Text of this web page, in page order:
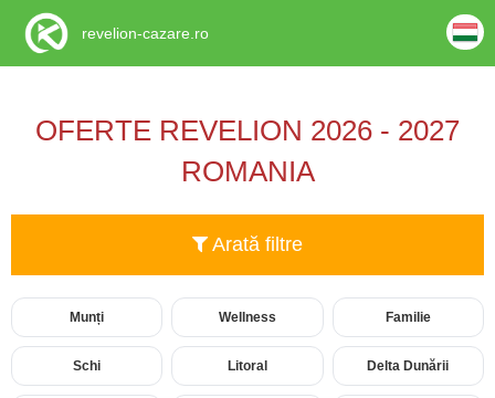
OFERTE REVELION 2026 - 2027
ROMANIA
Arată filtre
Munți Wellness Familie
Schi Litoral Delta Dunării
revelion-cazare.ro